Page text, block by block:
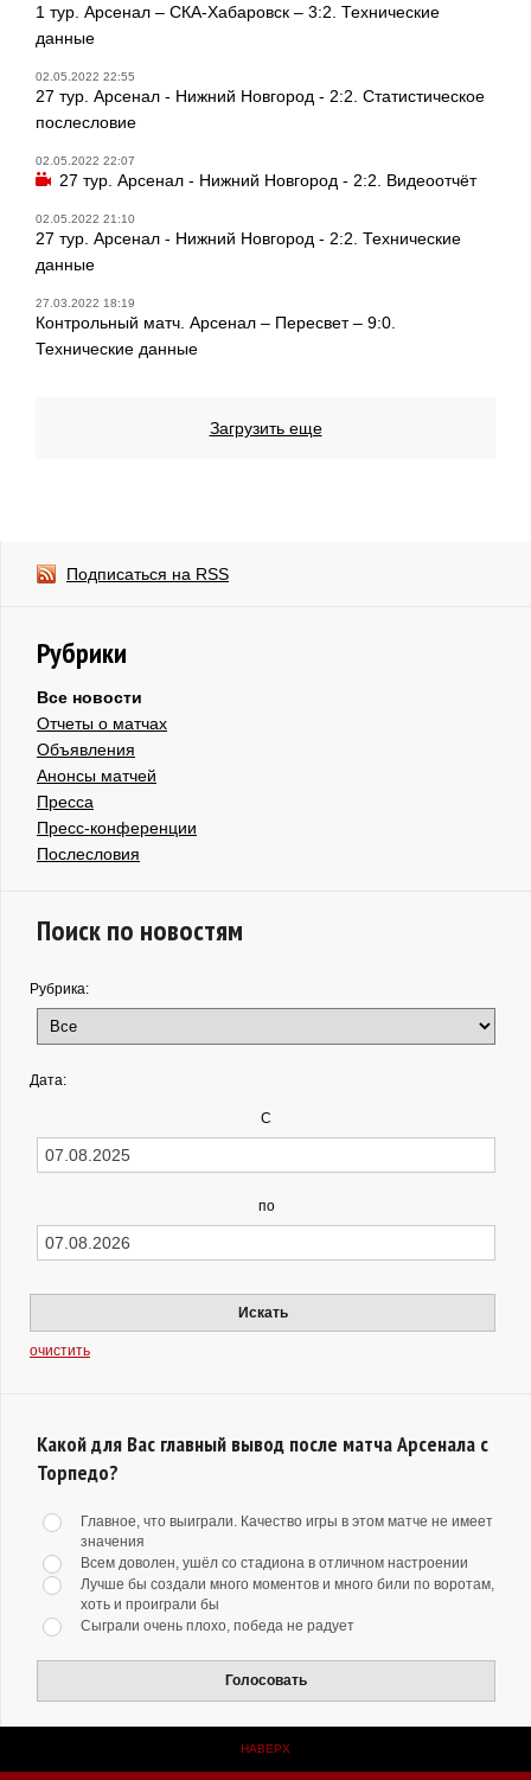
1 тур. Арсенал – СКА-Хабаровск – 3:2. Технические
данные
02.05.2022 22:55
27 тур. Арсенал - Нижний Новгород - 2:2. Статистическое
послесловие
02.05.2022 22:07
27 тур. Арсенал - Нижний Новгород - 2:2. Видеоотчёт
02.05.2022 21:10
27 тур. Арсенал - Нижний Новгород - 2:2. Технические
данные
27.03.2022 18:19
Контрольный матч. Арсенал – Пересвет – 9:0.
Технические данные
Загрузить еще
Подписаться на RSS
Рубрики
Все новости
Отчеты о матчах
Объявления
Анонсы матчей
Пресса
Пресс-конференции
Послесловия
Поиск по новостям
Рубрика:
Дата:
С
по
Искать
очистить
Какой для Вас главный вывод после матча Арсенала с
Торпедо?
Главное, что выиграли. Качество игры в этом матче не имеет
значения
Всем доволен, ушёл со стадиона в отличном настроении
Лучше бы создали много моментов и много били по воротам,
хоть и проиграли бы
Сыграли очень плохо, победа не радует
Голосовать
НАВЕРХ